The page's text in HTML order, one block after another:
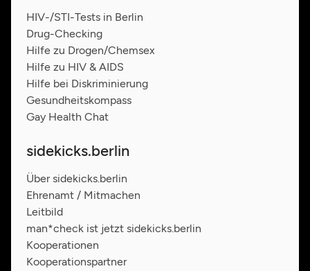
HIV-/STI-Tests in Berlin
Drug-Checking
Hilfe zu Drogen/Chemsex
Hilfe zu HIV & AIDS
Hilfe bei Diskriminierung
Gesundheitskompass
Gay Health Chat
sidekicks.berlin
Über sidekicks.berlin
Ehrenamt / Mitmachen
Leitbild
man*check ist jetzt sidekicks.berlin
Kooperationen
Kooperationspartner